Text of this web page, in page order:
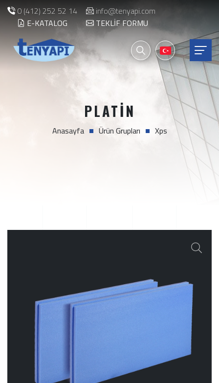
0 (412) 252 52 14
info@tenyapi.com
E-KATALOG
TEKLIF FORMU
PLATIN
Anasayfa Ürün Grupları Xps